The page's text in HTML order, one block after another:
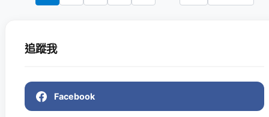
追蹤我
Facebook